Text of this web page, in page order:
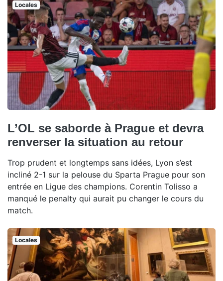
Locales
L’OL se saborde à Prague et devra
renverser la situation au retour
Trop prudent et longtemps sans idées, Lyon s’est
incliné 2-1 sur la pelouse du Sparta Prague pour son
entrée en Ligue des champions. Corentin Tolisso a
manqué le penalty qui aurait pu changer le cours du
match.
Locales